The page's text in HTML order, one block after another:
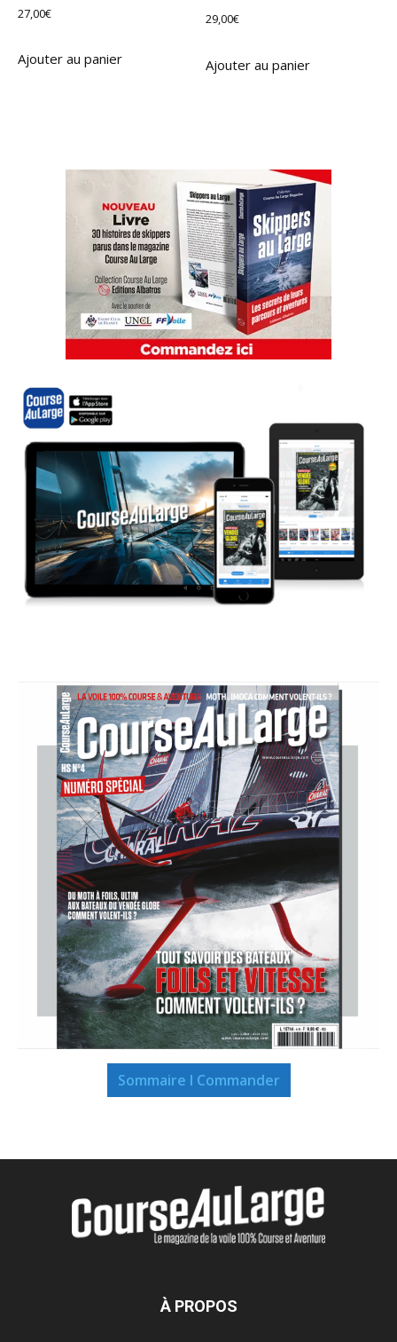
27,00€
Ajouter au panier
29,00€
Ajouter au panier
Sommaire I Commander
À PROPOS